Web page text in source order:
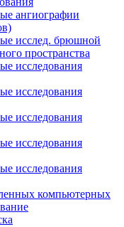
ангиографии
исслед. брюшной
пространства
исследования
исследования
исследования
исследования
исследования
компьютерных